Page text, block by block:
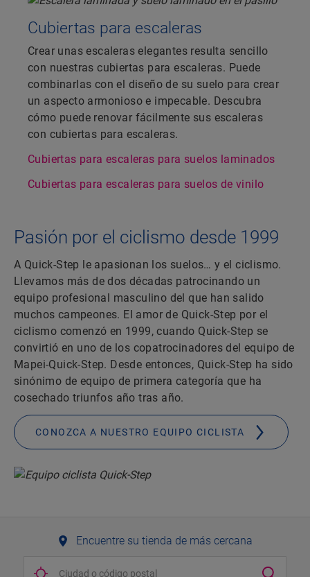
Cubiertas para escaleras
Crear unas escaleras elegantes resulta sencillo
con nuestras cubiertas para escaleras. Puede
combinarlas con el diseño de su suelo para crear
un aspecto armonioso e impecable. Descubra
cómo puede renovar fácilmente sus escaleras
con cubiertas para escaleras.
Cubiertas para escaleras para suelos laminados
Cubiertas para escaleras para suelos de vinilo
Pasión por el ciclismo desde 1999
A Quick-Step le apasionan los suelos… y el ciclismo.
Llevamos más de dos décadas patrocinando un
equipo profesional masculino del que han salido
muchos campeones. El amor de Quick-Step por el
ciclismo comenzó en 1999, cuando Quick-Step se
convirtió en uno de los copatrocinadores del equipo de
Mapei-Quick-Step. Desde entonces, Quick-Step ha sido
sinónimo de equipo de primera categoría que ha
cosechado triunfos año tras año.
CONOZCA A NUESTRO EQUIPO CICLISTA
Encuentre su tienda de más cercana